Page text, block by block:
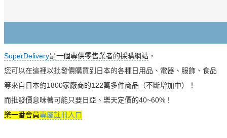
SuperDelivery是一個專供零售業者的採購網站 ，
您可以在這裡以批發價購買到日本的各種日用品、電器、服飾、食品
等來自日本約1800家廠商的122萬多件商品（不斷增加中）！
而批發價意味著可能只要日亞、樂天定價的40~60%！
樂一番會員專屬註冊入口